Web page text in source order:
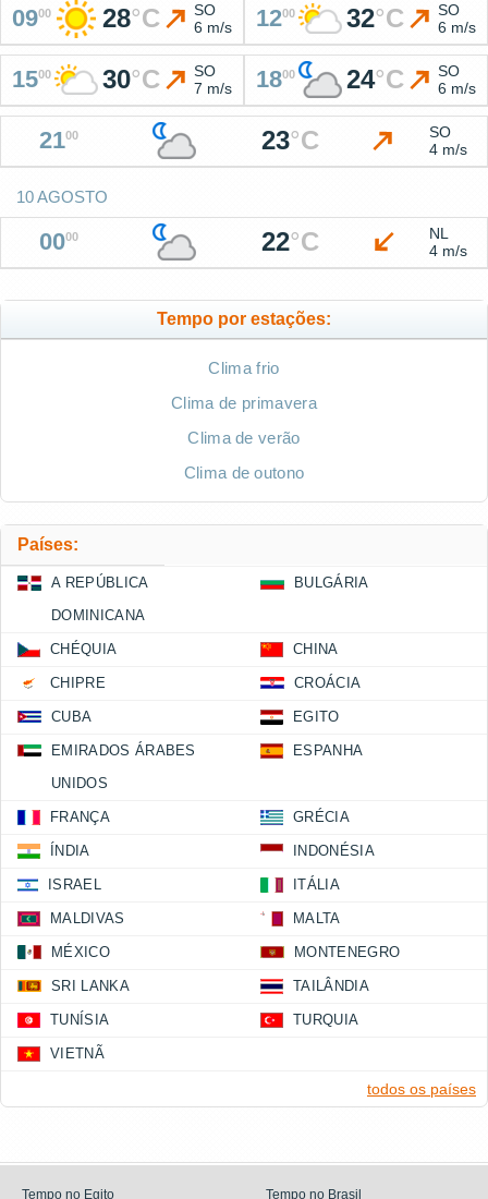
0900 28°C
SO
6 m/s
1200 32°C
SO
6 m/s
1500 30°C
SO
7 m/s
1800 24°C
SO
6 m/s
2100 23°C
SO
4 m/s
10 AGOSTO
0000 22°C
NL
4 m/s
Tempo por estações:
Clima frio
Clima de primavera
Clima de verão
Clima de outono
Países:
A REPÚBLICA
DOMINICANA
BULGÁRIA
CHÉQUIA CHINA
CHIPRE CROÁCIA
CUBA EGITO
EMIRADOS ÁRABES
UNIDOS
ESPANHA
FRANÇA GRÉCIA
ÍNDIA INDONÉSIA
ISRAEL ITÁLIA
MALDIVAS MALTA
MÉXICO MONTENEGRO
SRI LANKA TAILÂNDIA
TUNÍSIA TURQUIA
VIETNÃ
todos os países
Tempo no Egito Tempo no Brasil